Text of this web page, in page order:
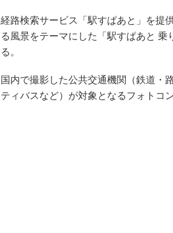
経路検索サービス「駅すぱあと」を提
る風景をテーマにした「駅すぱあと
る。
国内で撮影した公共交通機関（鉄道・
ティバスなど）が対象となるフォトコ